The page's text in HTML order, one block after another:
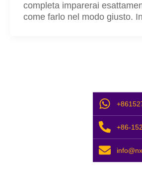
completa imparerai
come farlo nel modo giusto.
+86-